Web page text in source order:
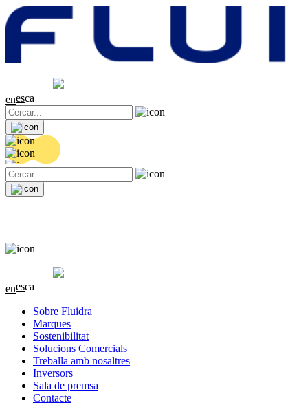
0.04 (+0.2%)
enesca
0.04 (+0.2%)
enesca
Sobre Fluidra
Marques
Sostenibilitat
Solucions Comercials
Treballa amb nosaltres
Inversors
Sala de premsa
Contacte